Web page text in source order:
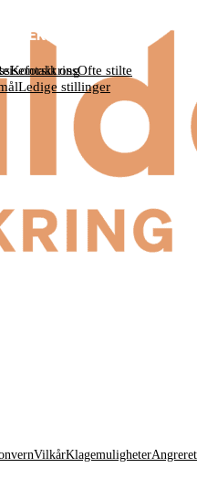
Kontakt ossOfte stilte
Ledige stillinger
VilkårKlagemuligheter